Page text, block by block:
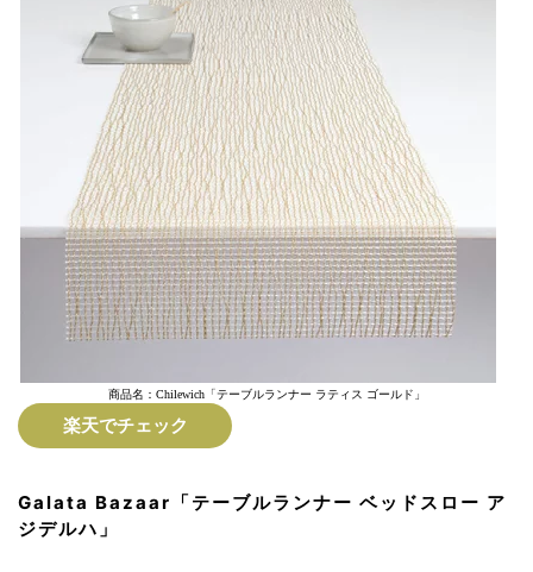
商品名：Chilewich「テーブルランナー ラティス ゴールド」
楽天でチェック
Galata Bazaar「テーブルランナー ベッドスロー ア
ジデルハ」